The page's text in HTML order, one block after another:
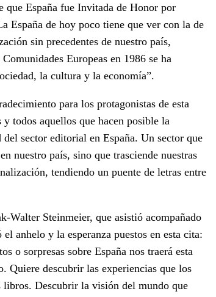
que España fue Invitada de Honor por
España de hoy poco tiene que ver con la de
sin precedentes de nuestro país,
Europeas en 1986 se ha
la cultura y la economía”.
para los protagonistas de esta
todos aquellos que hacen posible la
sector editorial en España. Un sector que
nuestro país, sino que trasciende nuestras
tendiendo un puente de letras entre
Walter Steinmeier, que asistió acompañado
anhelo y la esperanza puestos en esta cita:
o sorpresas sobre España nos traerá esta
Quiere descubrir las experiencias que los
libros. Descubrir la visión del mundo que